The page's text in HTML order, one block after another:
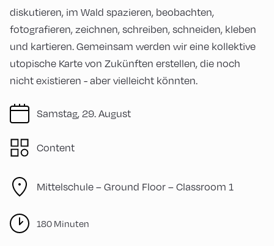
Samstag, 29. August
Content
Mittelschule – Ground Floor – Classroom 1
180 Minuten
diskutieren, im Wald spazieren, beobachten,
fotografieren, zeichnen, schreiben, schneiden, kleben
und kartieren. Gemeinsam werden wir eine kollektive
utopische Karte von Zukünften erstellen, die noch
nicht existieren - aber vielleicht könnten.